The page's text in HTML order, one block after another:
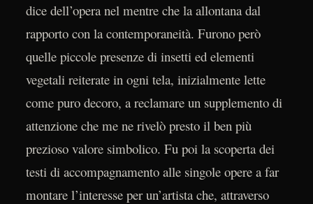
dice dell’opera nel mentre che la allontana dal
rapporto con la contemporaneità. Furono però
quelle piccole presenze di insetti ed elementi
vegetali reiterate in ogni tela, inizialmente lette
come puro decoro, a reclamare un supplemento di
attenzione che me ne rivelò presto il ben più
prezioso valore simbolico. Fu poi la scoperta dei
testi di accompagnamento alle singole opere a far
montare l’interesse per un’artista che, attraverso